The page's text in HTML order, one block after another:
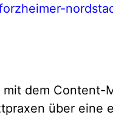
dem
über eine